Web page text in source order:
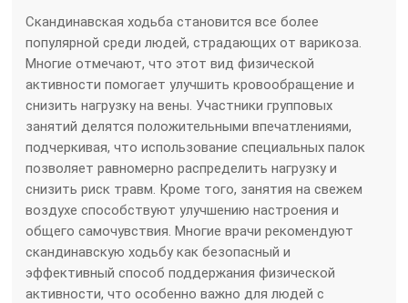
Скандинавская ходьба становится все более
популярной среди людей, страдающих от варикоза.
Многие отмечают, что этот вид физической
активности помогает улучшить кровообращение и
снизить нагрузку на вены. Участники групповых
занятий делятся положительными впечатлениями,
подчеркивая, что использование специальных палок
позволяет равномерно распределить нагрузку и
снизить риск травм. Кроме того, занятия на свежем
воздухе способствуют улучшению настроения и
общего самочувствия. Многие врачи рекомендуют
скандинавскую ходьбу как безопасный и
эффективный способ поддержания физической
активности, что особенно важно для людей с